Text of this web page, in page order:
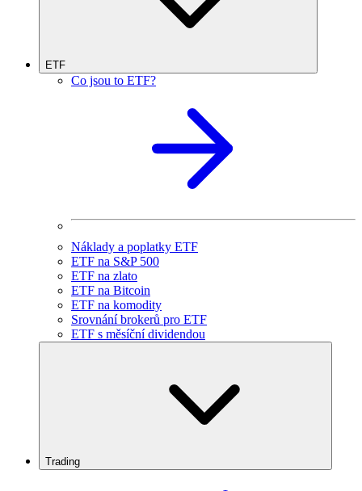
ETF
Co jsou to ETF?
Náklady a poplatky ETF
ETF na S&P 500
ETF na zlato
ETF na Bitcoin
ETF na komodity
Srovnání brokerů pro ETF
ETF s měsíční dividendou
Trading